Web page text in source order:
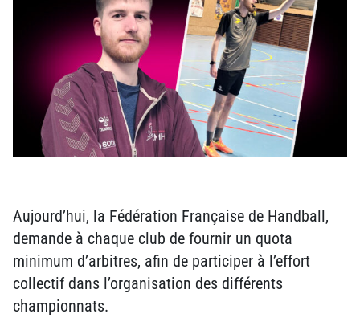
Aujourd’hui, la Fédération Française de Handball,
demande à chaque club de fournir un quota
minimum d’arbitres, afin de participer à l’effort
collectif dans l’organisation des différents
championnats.